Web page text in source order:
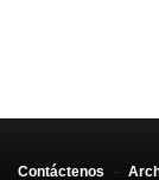
Contáctenos -